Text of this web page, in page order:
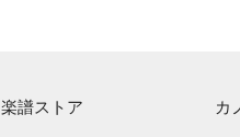
楽譜ストア カ